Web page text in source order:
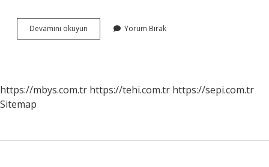
Devamını okuyun Dünyada
Ilk
Yorum Bırak
https://mbys.com.tr https://tehi.com.tr https://sepi.com.tr
Sitemap